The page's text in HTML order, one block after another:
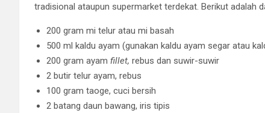
tradisional ataupun supermarket terdekat. Berikut adalah
200 gram mi telur atau mi basah
500 ml kaldu ayam (gunakan kaldu ayam segar atau
200 gram ayam fillet, rebus dan suwir-suwir
2 butir telur ayam, rebus
100 gram taoge, cuci bersih
2 batang daun bawang, iris tipis